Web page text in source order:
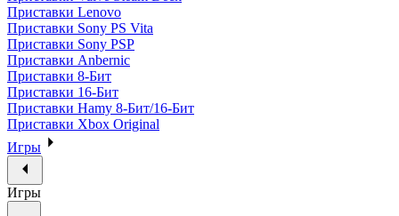
Приставки Lenovo
Приставки Sony PS Vita
Приставки Sony PSP
Приставки Anbernic
Приставки 8-Бит
Приставки 16-Бит
Приставки Hamy 8-Бит/16-Бит
Приставки Xbox Original
Игры
Игры